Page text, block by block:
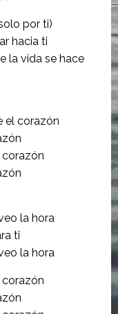
por ti)
hacia ti
la vida se hace
el corazón
corazón
la hora
ti
la hora
corazón